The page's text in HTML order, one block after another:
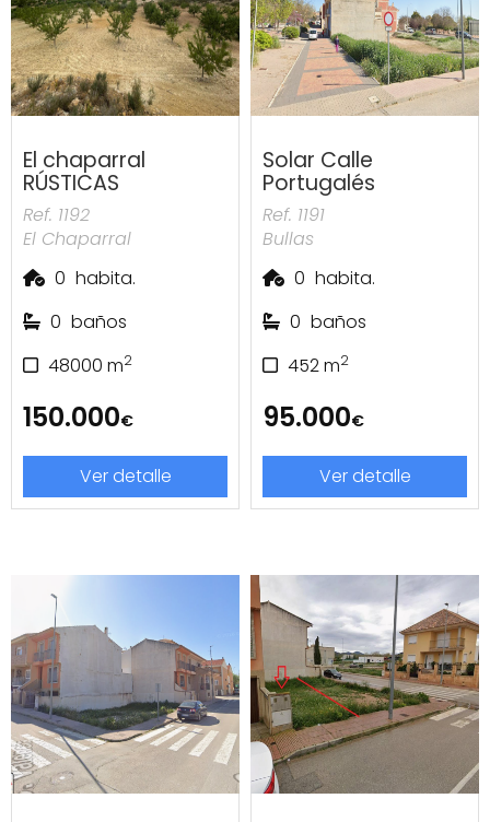
El chaparral
RÚSTICAS
Ref. 1192
El Chaparral
0 habita.
0 baños
48000 m2
150.000€
Ver detalle
Solar Calle
Portugalés
Ref. 1191
Bullas
0 habita.
0 baños
452m2
95.000€
Ver detalle